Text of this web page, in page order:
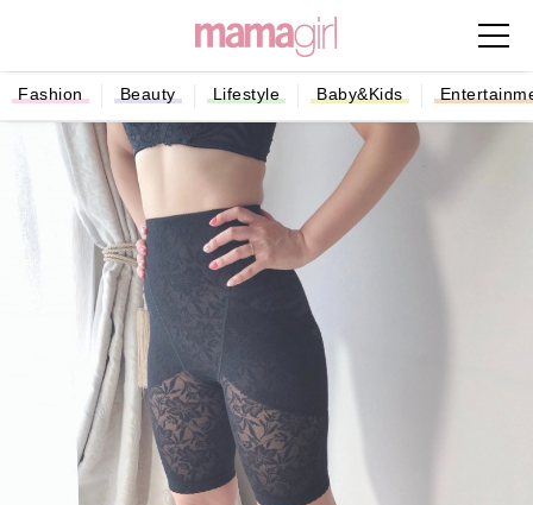
Fashion Beauty Lifestyle Baby&Kids